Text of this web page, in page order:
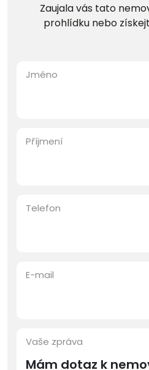
Zaujala vás tato
prohlídku nebo
Jméno
Příjmení
Telefon
E-mail
Vaše zpráva